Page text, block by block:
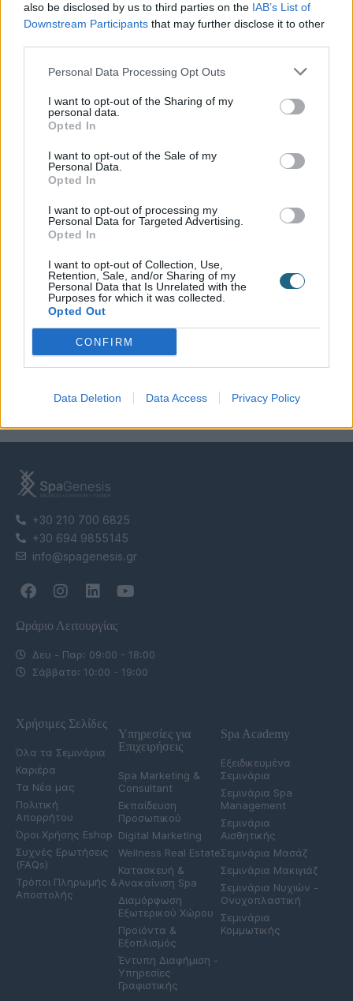
also be disclosed by us to third parties on the IAB’s List of
Downstream Participants that may further disclose it to other
Personal Data Processing Opt Outs
I want to opt-out of the Sharing of my
personal data.
Opted In
I want to opt-out of the Sale of my
Personal Data.
Opted In
I want to opt-out of processing my
Personal Data for Targeted Advertising.
Opted In
I want to opt-out of Collection, Use,
Retention, Sale, and/or Sharing of my
Personal Data that Is Unrelated with the
Purposes for which it was collected.
Opted Out
CONFIRM
Data Deletion Data Access Privacy Policy
Όνομα*
Η Αξιολόγησή Σας*
Αποθήκευσε το όνομά μου, email, και τον ιστότοπο μου σε αυτόν
τον πλοηγό για την επόμενη φορά που θα σχολιάσω.
+30 210 700 6825
+30 694 9855145
info@spagenesis.gr
Ωράριο Λειτουργίας
Δευ - Παρ: 09:00 - 18:00
Σάββατο: 10:00 - 19:00
Χρήσιμες Σελίδες
Όλα τα Σεμινάρια
Καριέρα
Τα Νέα μας
Πολιτική
Απορρήτου
Όροι Χρήσης Eshop
Συχνές Ερωτήσεις
(FAQs)
Τρόποι Πληρωμής &
Αποστολής
Υπηρεσίες για
Επιχειρήσεις
Spa Marketing &
Consultant
Εκπαίδευση
Προσωπικού
Digital Marketing
Wellness Real Estate
Κατασκευή &
Ανακαίνιση Spa
Διαμόρφωση
Εξωτερικού Χώρου
Προϊόντα &
Εξοπλισμός
Έντυπη Διαφήμιση -
Υπηρεσίες
Γραφιστικής
Spa Academy
Εξειδικευμένα
Σεμινάρια
Σεμινάρια Spa
Management
Σεμινάρια
Αισθητικής
Σεμινάρια Μασάζ
Σεμινάρια Μακιγιάζ
Σεμινάρια Νυχιών -
Ονυχοπλαστική
Σεμινάρια
Κομμωτικής